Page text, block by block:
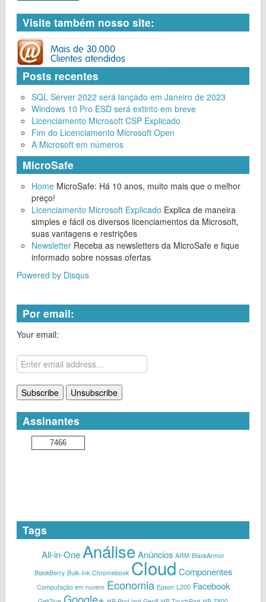
Visite também nosso site:
Posts recentes
SQL Server 2022 será lançado em Janeiro de 2023
Windows 10 Pro ESD será extinto em breve
Licenciamento Microsoft CSP Explicado
Fim do Licenciamento Microsoft Open
A Microsoft em números
MicroSafe
Home MicroSafe: Há 10 anos, muito mais que o melhor
preço!
Licenciamento Microsoft Explicado Explica de maneira
simples e fácil os diversos licenciamentos da Microsoft,
suas vantagens e restrições
Newsletter Receba as newsletters da MicroSafe e fique
informado sobre nossas ofertas
Powered by Disqus
Por email:
Your email:
Assinantes
7466
Tags
All-in-OneAnálise Anúncios ARM BlackArmor
BlackBerry Bulk-Ink Chromebook Cloud Componentes
Computação em nuvem Economia Epson L200 Facebook